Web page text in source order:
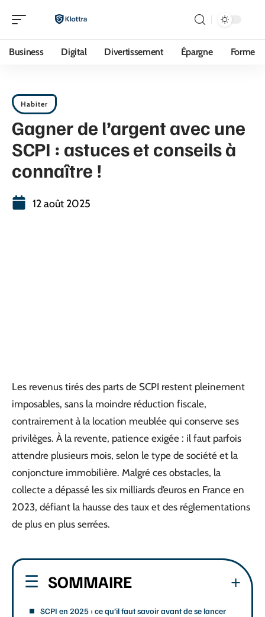
Business Digital Divertissement Épargne Forme
Habiter
Gagner de l’argent avec une
SCPI : astuces et conseils à
connaître !
12 août 2025
Les revenus tirés des parts de SCPI restent pleinement
imposables, sans la moindre réduction fiscale,
contrairement à la location meublée qui conserve ses
privilèges. À la revente, patience exigée : il faut parfois
attendre plusieurs mois, selon le type de société et la
conjoncture immobilière. Malgré ces obstacles, la
collecte a dépassé les six milliards d’euros en France en
2023, défiant la hausse des taux et des réglementations
de plus en plus serrées.
SOMMAIRE
SCPI en 2025 : ce qu’il faut savoir avant de se lancer